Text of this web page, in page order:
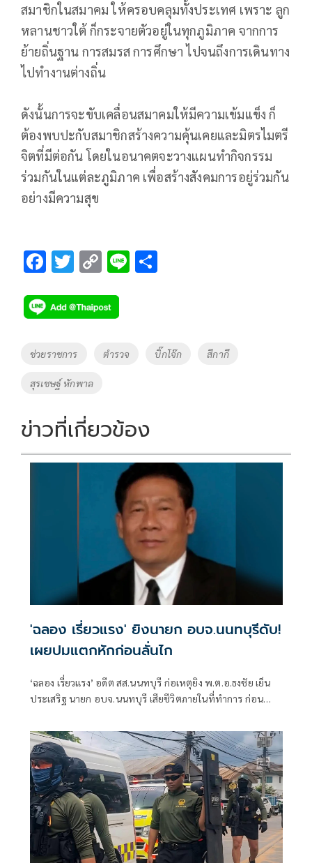
สมาชิกในสมาคม ให้ครอบคลุมทั้งประเทศ เพราะ ลูก
หลานชาวใต้ ก็กระจายตัวอยู่ในทุกภูมิภาค จากการ
ย้ายถิ่นฐาน การสมรส การศึกษา ไปจนถึงการเดินทาง
ไปทำงานต่างถิ่น
ดังนั้นการจะขับเคลื่อนสมาคมให้มีความเข้มแข็ง ก็
ต้องพบปะกับสมาชิกสร้างความคุ้นเคยและมิตรไมตรี
จิตที่มีต่อกัน โดยในอนาคตจะวางแผนทำกิจกรรม
ร่วมกันในแต่ละภูมิภาค เพื่อสร้างสังคมการอยู่ร่วมกัน
อย่างมีความสุข
F
e
b
o
k
T
tt
er
C
p
y
Li
Li
Tags
ช่วยราชการ ตำรวจ บิ๊กโจ๊ก สีกากี
สุรเชษฐ์ หักพาล
ข่าวที่เกี่ยวข้อง
'ฉลอง เรี่ยวแรง' ยิงนายก อบจ.นนทบุรีดับ!
เผยปมแตกหักก่อนลั่นไก
‘ฉลอง เรี่ยวแรง’ อดีต สส.นนทบุรี ก่อเหตุยิง พ.ต.อ.ธงชัย เย็น
ประเสริฐ นายก อบจ.นนทบุรี เสียชีวิตภายในที่ทำการ ก่อน
เพื่อนรักที่นำไปสู่เหตุสลด